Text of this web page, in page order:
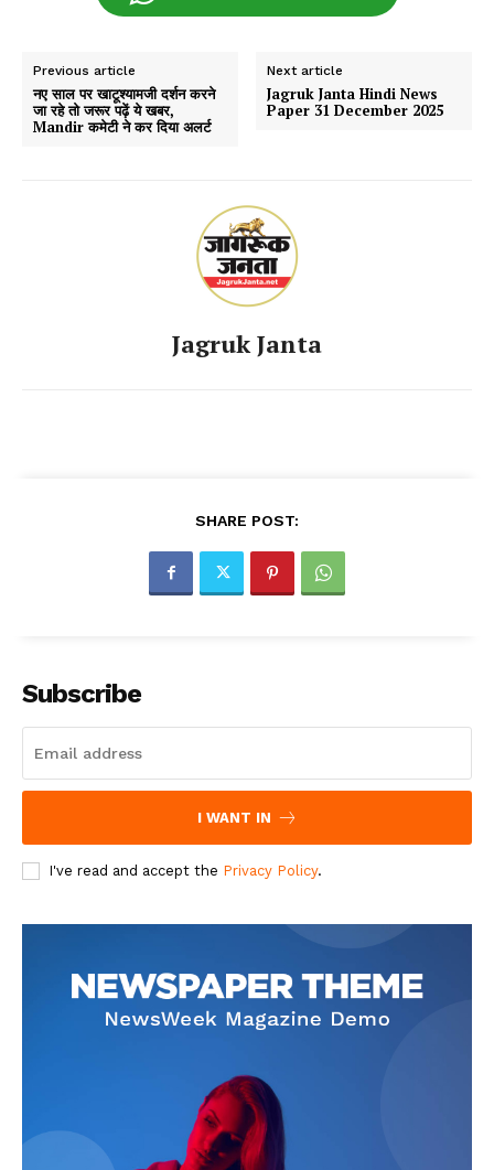
Previous article
नए साल पर खाटूश्‍यामजी दर्शन करने
जा रहे तो जरूर पढ़ें ये खबर,
Mandir कमेटी ने कर द‍िया अलर्ट
Next article
Jagruk Janta Hindi News
Paper 31 December 2025
Jagruk Janta
SHARE POST:
Subscribe
I WANT IN
I've read and accept the Privacy Policy.